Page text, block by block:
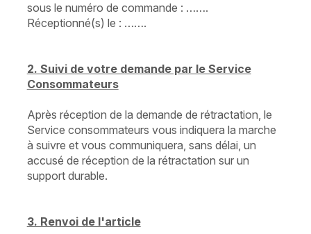
sous le numéro de commande : …….
Réceptionné(s) le : …….
2. Suivi de votre demande par le Service
Consommateurs
Après réception de la demande de rétractation, le
Service consommateurs vous indiquera la marche
à suivre et vous communiquera, sans délai, un
accusé de réception de la rétractation sur un
support durable.
3. Renvoi de l'article